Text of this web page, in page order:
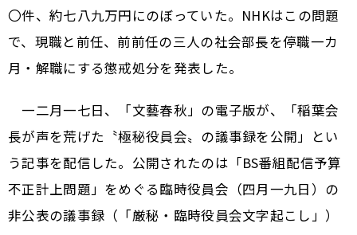
〇件、約七八九万円にのぼっていた。NHKはこの問題
で、現職と前任、前前任の三人の社会部長を停職一カ
月・解職にする懲戒処分を発表した。
一二月一七日、「文藝春秋」の電子版が、「稲葉会
長が声を荒げた〝極秘役員会〟の議事録を公開」とい
う記事を配信した。公開されたのは「BS番組配信予算
不正計上問題」をめぐる臨時役員会（四月一九日）の
非公表の議事録（「厳秘・臨時役員会文字起こし」）